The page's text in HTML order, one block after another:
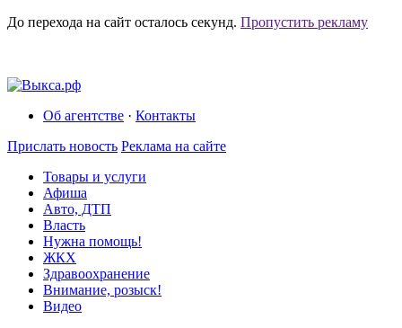
До перехода на сайт осталось секунд. Пропустить рекламу
Об агентстве · Контакты
Прислать новость Реклама на сайте
Товары и услуги
Афиша
Авто, ДТП
Власть
Нужна помощь!
ЖКХ
Здравоохранение
Внимание, розыск!
Видео